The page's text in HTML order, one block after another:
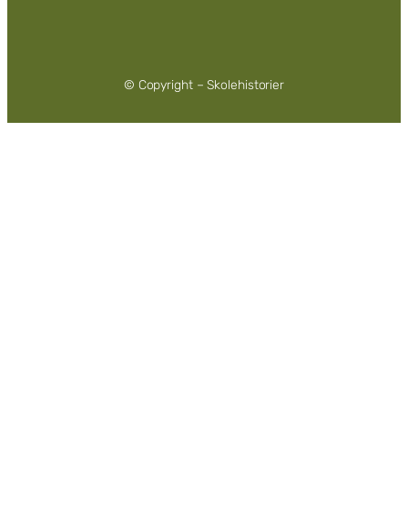
© Copyright – Skolehistorier